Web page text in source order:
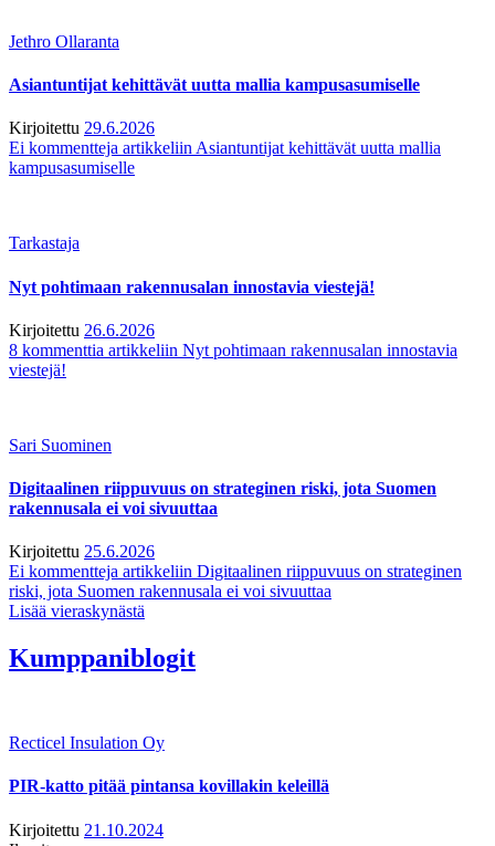
Jethro Ollaranta
Asiantuntijat kehittävät uutta mallia kampusasumiselle
Kirjoitettu 29.6.2026
Ei kommentteja artikkeliin Asiantuntijat kehittävät uutta mallia
kampusasumiselle
Tarkastaja
Nyt pohtimaan rakennusalan innostavia viestejä!
Kirjoitettu 26.6.2026
8 kommenttia artikkeliin Nyt pohtimaan rakennusalan innostavia
viestejä!
Sari Suominen
Digitaalinen riippuvuus on strateginen riski, jota Suomen
rakennusala ei voi sivuuttaa
Kirjoitettu 25.6.2026
Ei kommentteja artikkeliin Digitaalinen riippuvuus on strateginen
riski, jota Suomen rakennusala ei voi sivuuttaa
Lisää vieraskynästä
Kumppaniblogit
Recticel Insulation Oy
PIR-katto pitää pintansa kovillakin keleillä
Kirjoitettu 21.10.2024